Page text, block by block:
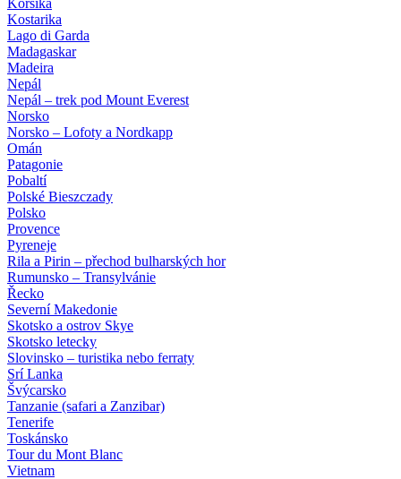
Korsika
Kostarika
Lago di Garda
Madagaskar
Madeira
Nepál
Nepál – trek pod Mount Everest
Norsko
Norsko – Lofoty a Nordkapp
Omán
Patagonie
Pobaltí
Polské Bieszczady
Polsko
Provence
Pyreneje
Rila a Pirin – přechod bulharských hor
Rumunsko – Transylvánie
Řecko
Severní Makedonie
Skotsko a ostrov Skye
Skotsko letecky
Slovinsko – turistika nebo ferraty
Srí Lanka
Švýcarsko
Tanzanie (safari a Zanzibar)
Tenerife
Toskánsko
Tour du Mont Blanc
Vietnam